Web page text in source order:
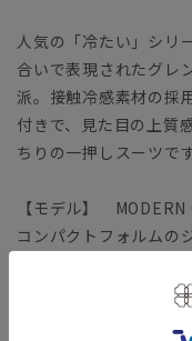
人気の「冷たい」シ
合いで表現されたグレ
派。接触冷感素材の採
付きで、見た目の上質
ちりの一押しスーツです
【モデル】 MODERN
コンパクトフォルムの
エットながら、軽めの
ンドしたフロントカッ